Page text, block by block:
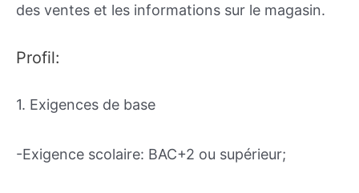
des ventes et les informations sur le magasin.
Profil:
1. Exigences de base
-Exigence scolaire: BAC+2 ou supérieur;